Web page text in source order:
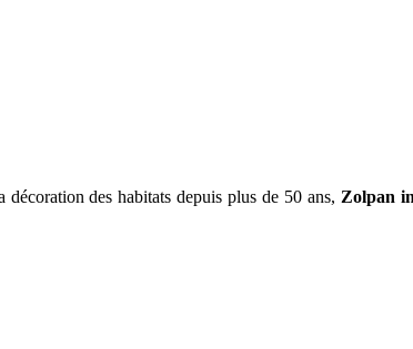
des habitats depuis plus de 50 ans, Zolpan